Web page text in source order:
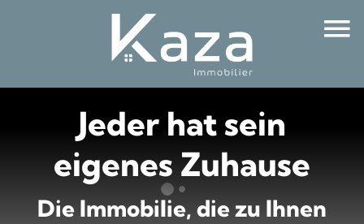
Jeder hat sein
eigenes Zuhause
Die Immobilie, die zu Ihnen